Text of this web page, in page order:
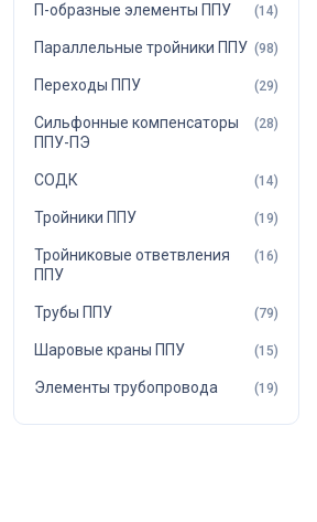
П-образные элементы ППУ (14)
Параллельные тройники ППУ (98)
Переходы ППУ (29)
Сильфонные компенсаторы
ППУ-ПЭ
(28)
СОДК (14)
Тройники ППУ (19)
Тройниковые ответвления
ППУ
(16)
Трубы ППУ (79)
Шаровые краны ППУ (15)
Элементы трубопровода (19)